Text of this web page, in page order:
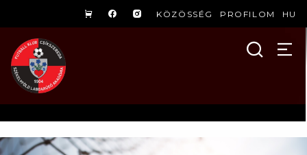
KÖZÖSSÉG PROFILOM HU